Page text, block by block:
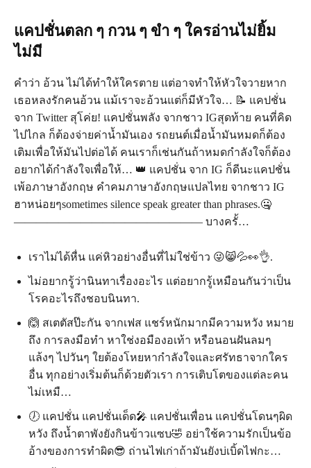
แคปชั่นตลก ๆ กวน ๆ ขำ ๆ ใครอ่านไม่ยิ้ม
ไม่มี
คำว่า อ้วน ไม่ได้ทำให้ใครตาย แต่อาจทำให้หัวใจวายหาก
เธอหลงรักคนอ้วน แม้เราจะอ้วนแต่ก็มีหัวใจ… 📝 แคปชั่น
จาก Twitter สุโค่ย! แคปชั่นพลัง จากชาว IGสุดท้าย คนที่คิด
ไปไกล ก็ต้องจ่ายค่าน้ำมันเอง รถยนต์เมื่อน้ำมันหมดก็ต้อง
เติมเพื่อให้มันไปต่อได้ คนเราก็เช่นกันถ้าหมดกำลังใจก็ต้อง
อยากได้กำลังใจเพื่อให้… 👑 แคปชั่น จาก IG ก็ดีนะแคปชั่น
เพ้อภาษาอังกฤษ คำคมภาษาอังกฤษแปลไทย จากชาว IG
ฮาหน่อยๆsometimes silence speak greater than phrases.🤐
————————————————— บางครั้…
เราไม่ได้หื่น แค่หิวอย่างอื่นที่ไม่ใช่ข้าว 😜😸💦👀👌.
ไม่อยากรู้ว่านินทาเรื่องอะไร แต่อยากรู้เหมือนกันว่าเป็น
โรคอะไรถึงชอบนินทา.
🙆 สเตตัสป๊ะกัน จากเฟส แชร์หนักมากมีความหวัง หมาย
ถึง การลงมือทำ หาใช่งอมืองอเท้า หรือนอนฝันลมๆ
แล้งๆ ไปวันๆ ใยต้องโหยหากำลังใจและศรัทธาจากใคร
อื่น ทุกอย่างเริ่มต้นก็ด้วยตัวเรา การเติบโตของแต่ละคน
ไม่เหมื…
🕖 แคปชั่น แคปชั่นเด็ด🎤 แคปชั่นเพื่อน แคปชั่นโดนๆผิด
หวัง ถึงน้ำตาพังยังกินข้าวแซบ🤣 อย่าใช้ความรักเป็นข้อ
อ้างของการทำผิด😎 ถ่านไฟเก่าถ้ามันยังบ่เบิ้ดไฟกะ…